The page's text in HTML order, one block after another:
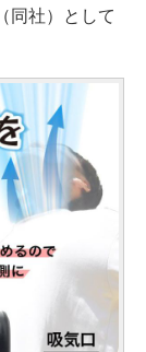
同社）として